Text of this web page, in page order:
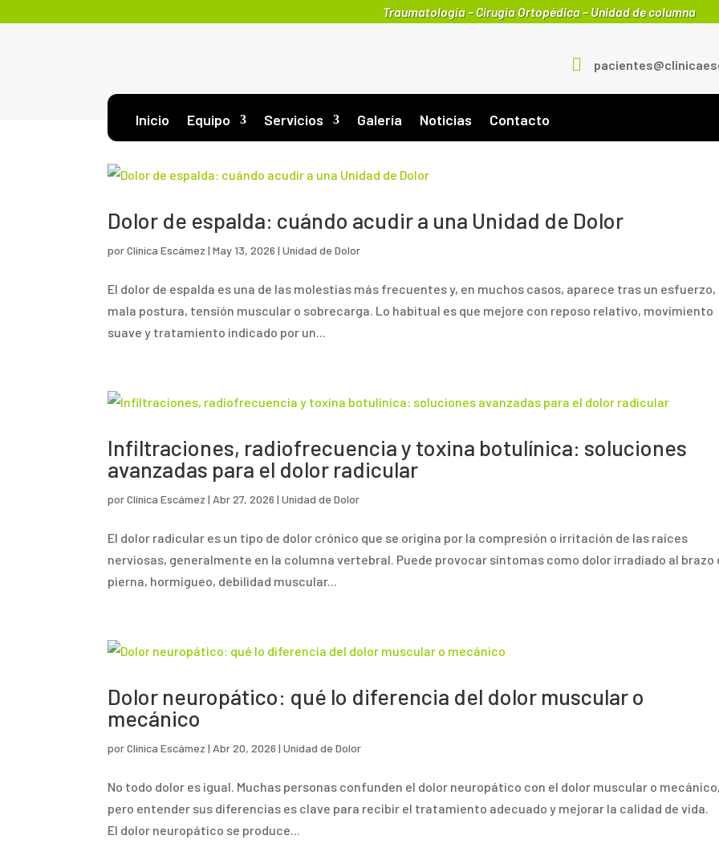
Traumatología – Cirugía Ortopédica – Unidad de columna

Inicio Equipo Servicios Galería Noticias Contacto
Dolor de espalda: cuándo acudir a una Unidad de Dolor
porClínica Escámez |May 13, 2026 |Unidad de Dolor
El dolor de espalda es una de las molestias más frecuentes y, en muchos casos, aparece tras un esfuerzo,
mala postura, tensión muscular o sobrecarga. Lo habitual es que mejore con reposo relativo, movimiento
suave y tratamiento indicado por un...
Infiltraciones, radiofrecuencia y toxina botulínica: soluciones
avanzadas para el dolor radicular
porClínica Escámez | Abr 27, 2026 |Unidad de Dolor
El dolor radicular es un tipo de dolor crónico que se origina por la compresión o irritación de las raíces
nerviosas, generalmente en la columna vertebral. Puede provocar síntomas como dolor irradiado al brazo
pierna, hormigueo, debilidad muscular...
Dolor neuropático: qué lo diferencia del dolor muscular o
mecánico
porClínica Escámez | Abr 20, 2026 |Unidad de Dolor
No todo dolor es igual. Muchas personas confunden el dolor neuropático con el dolor muscular o
pero entender sus diferencias es clave para recibir el tratamiento adecuado y mejorar la calidad de vida.
El dolor neuropático se produce...